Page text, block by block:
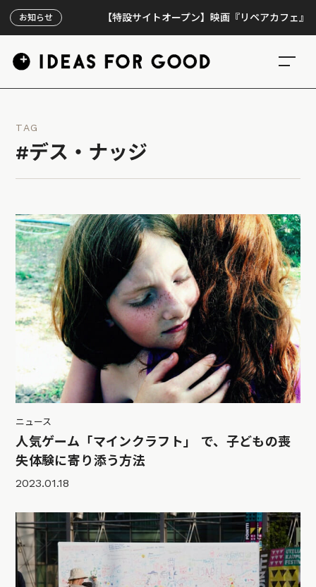
お知らせ 【特設サイトオープン】映画『リペアカフェ』、上映
TAG
#デス・ナッジ
ニュース
人気ゲーム「マインクラフト」 で、子どもの喪
失体験に寄り添う方法
2023.01.18